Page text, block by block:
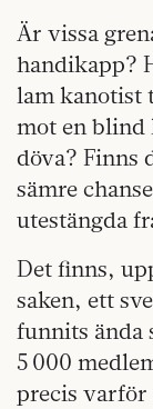
Är vissa
handikapp?
lam kanotist
mot en blind
döva? Finns
sämre
utestängda
Det finns,
saken, ett
funnits ända
5 000
precis varför